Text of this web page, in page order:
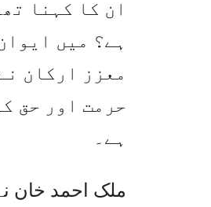
ان کا کہنا
ہے؟ میں
معزز ارکان
حرمت اور حق
ہے۔
ملک احمد خان